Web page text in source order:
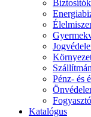
Biztosítók
Pénz- és
Katalógus